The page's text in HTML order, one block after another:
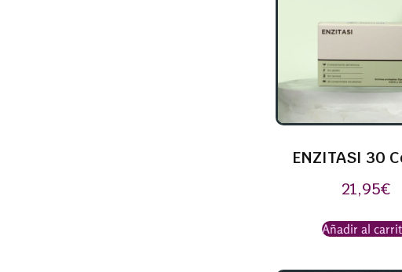
ENZITASI 30
21,95€
Añadir al